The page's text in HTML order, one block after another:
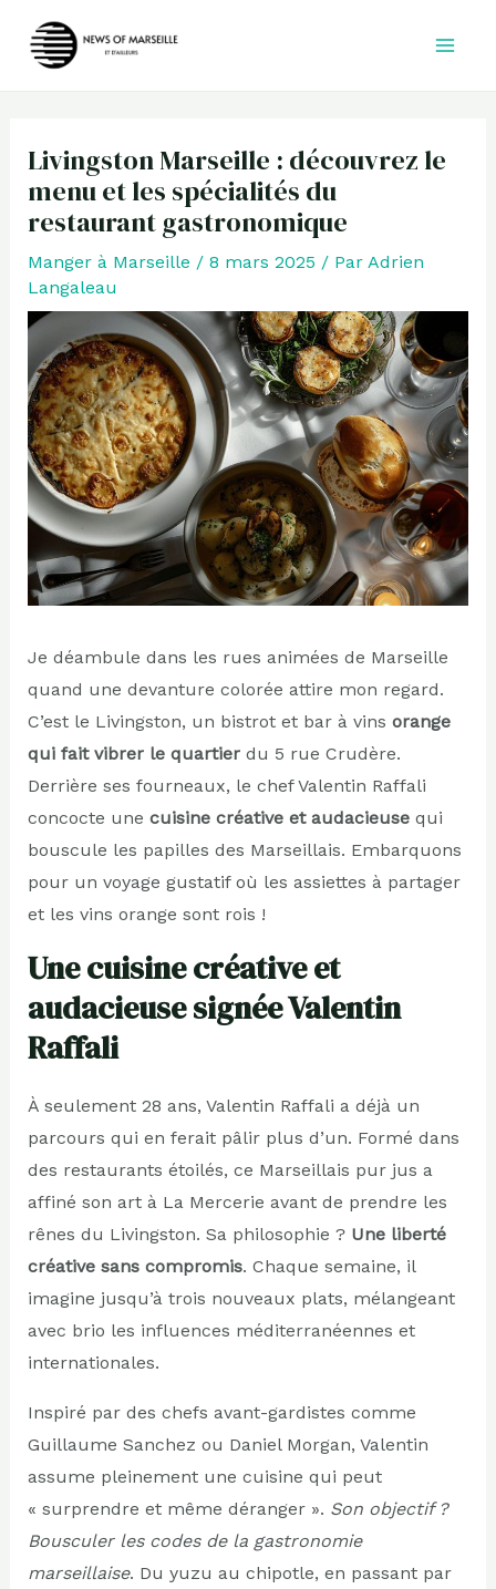
Livingston Marseille : découvrez le
menu et les spécialités du
restaurant gastronomique
Manger à Marseille / 8 mars 2025 / Par Adrien
Langaleau
Je déambule dans les rues animées de Marseille
quand une devanture colorée attire mon regard.
C’est le Livingston, un bistrot et bar à vins orange
qui fait vibrer le quartierdu 5 rue Crudère.
Derrière ses fourneaux, le chef Valentin Raffali
concocte une cuisine créative et audacieusequi
bouscule les papilles des Marseillais. Embarquons
pour un voyage gustatif où les assiettes à partager
et les vins orange sont rois !
Une cuisine créative et
audacieuse signée Valentin
Raffali
À seulement 28 ans, Valentin Raffali a déjà un
parcours qui en ferait pâlir plus d’un. Formé dans
des restaurants étoilés, ce Marseillais pur jus a
affiné son art à La Mercerie avant de prendre les
rênes du Livingston. Sa philosophie ? Une liberté
créative sans compromis. Chaque semaine, il
imagine jusqu’à trois nouveaux plats, mélangeant
avec brio les influences méditerranéennes et
internationales.
Inspiré par des chefs avant-gardistes comme
Guillaume Sanchez ou Daniel Morgan, Valentin
assume pleinement une cuisine qui peut
« surprendre et même déranger ». Son objectif ?
Bousculer les codes de la gastronomie
marseillaise. Du yuzu au chipotle, en passant par